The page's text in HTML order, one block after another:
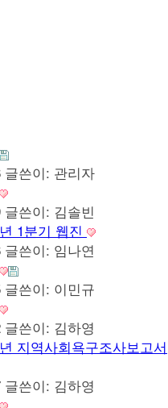
글쓴이: 관리자
글쓴이: 김솔빈
1분기 웹진
글쓴이: 임나연
글쓴이: 이민규
글쓴이: 김하영
지역사회욕구조사보고서
글쓴이: 김하영